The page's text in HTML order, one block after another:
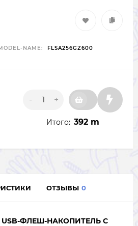
NAME: FLSA256GZ600
- +
Итого: 392 m
ОТЗЫВЫ 0
ФЛЕШ-НАКОПИТЕЛЬ С